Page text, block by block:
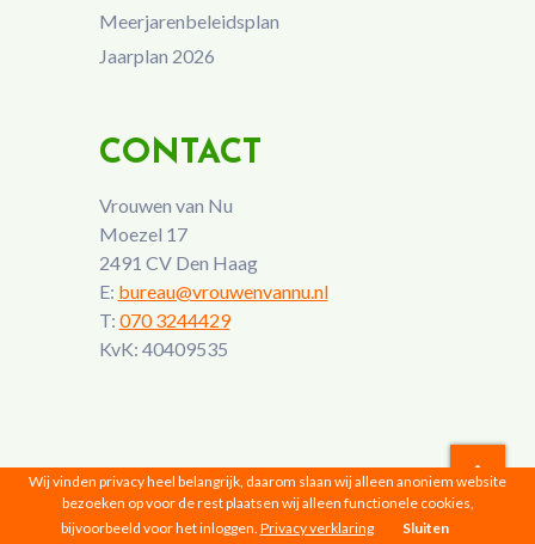
Meerjarenbeleidsplan
Jaarplan 2026
CONTACT
Vrouwen van Nu
Moezel 17
2491 CV Den Haag
E: bureau@vrouwenvannu.nl
T: 070 3244429
KvK: 40409535
Vrouwen van Nu © 2026 |Privacyverklaring
Wij vinden privacy heel belangrijk, daarom slaan wij alleen anoniem website
bezoeken op voor de rest plaatsen wij alleen functionele cookies,
bijvoorbeeld voor het inloggen. Privacy verklaring Sluiten